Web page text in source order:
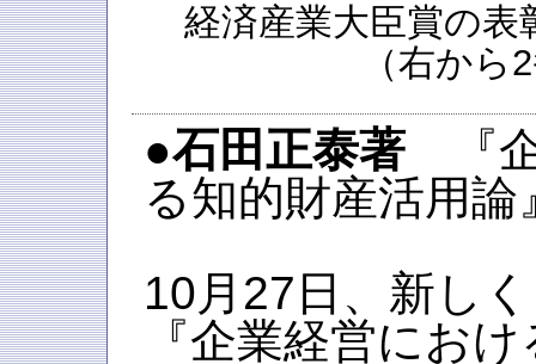
経済産業大臣賞の表
（右から
●石田正泰著 『
る知的財産活用論
10月27日、新しく
『企業経営におけ